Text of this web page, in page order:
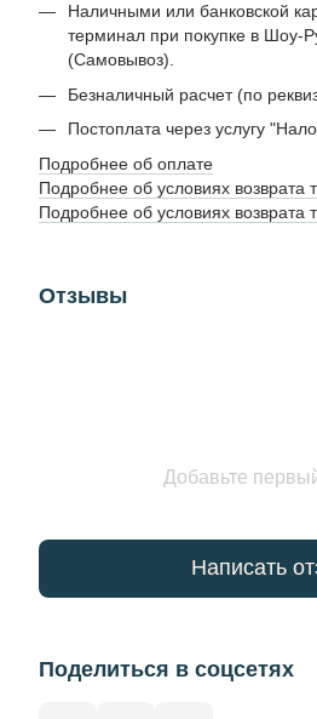
Наличными или банковской
терминал при покупке в Шоу-
(Самовывоз).
Безналичный расчет (по
Постоплата через услугу
Подробнее об оплате
Подробнее об условиях возврата
Подробнее об условиях возврата
Отзывы
Добавьте
Написать
Поделиться в соцсетях